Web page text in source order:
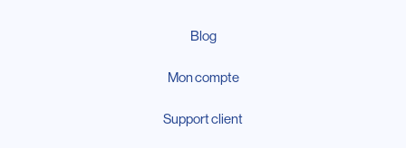
Blog
Mon compte
Support client